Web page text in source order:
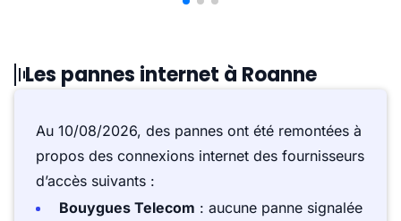
Les pannes internet à Roanne
Au 10/08/2026, des pannes ont été remontées à
propos des connexions internet des fournisseurs
d’accès suivants :
Bouygues Telecom : aucune panne signalée